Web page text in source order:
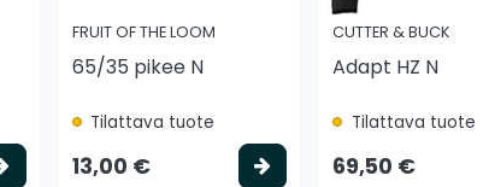
Valitse vaihtoehto
FRUIT OF THE LOOM
65/35 pikee N
Tilattava tuote
13,00 € Valitse vaihtoehto
CUTTER & BUCK
Adapt HZ N
Tilattava tuote
69,50 €